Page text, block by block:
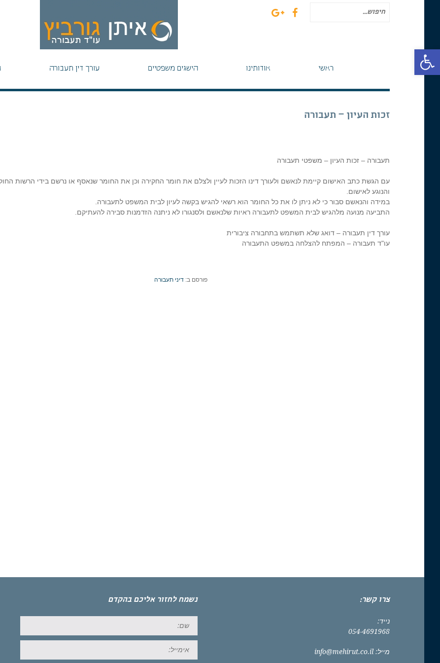
פתח סרגל נגישות
ראשי אודותינו הישגים משפטיים עורך דין תעבורה
זכות העיון – תעבורה
תעבורה – זכות העיון – משפטי תעבורה
עם הגשת כתב האישום קיימת לנאשם ולעורך דינו הזכות לעיין ולצלם את חומר החקירה וכן את החומר שנאסף או נרשם בידי הרשות
והנוגע לאישום.
במידה והנאשם סבור כי לא ניתן לו את כל החומר הוא רשאי להגיש בקשה לעיון לבית המשפט לתעבורה.
התביעה מנועה מלהגיש לבית המשפט לתעבורה ראיות שלנאשם ולסנגורו לא ניתנה הזדמנות סבירה להעתיקם.
עורך דין תעבורה – דואג שלא תשתמש בתחבורה ציבורית
עו"ד תעבורה – המפתח להצלחה במשפט התעבורה
פורסם ב: דיני תעבורה
צרו קשר:
נייד:
054-4691968
מייל: info@mehirut.co.il
נשמח לחזור אליכם בהקדם